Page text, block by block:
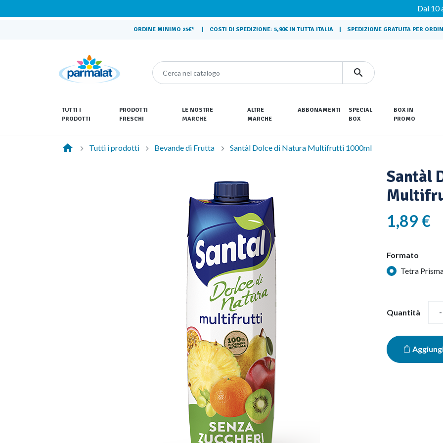
Dal 10 agosto ci
ORDINE MINIMO 25€* | COSTI DI SPEDIZIONE: 5,90€ IN TUTTA ITALIA | SPEDIZIONE GRATUITA PER

TUTTI I
PRODOTTI
PRODOTTI
FRESCHI
LE NOSTRE
MARCHE
PRÉSIDENT
SANTAL
ZYMIL
ALTRE
MARCHE
RIZZOLI
LOACKER
RISO GALLO
FUMARA
NEGRONI
ABBONAMENTI
SPECIAL
BOX
BOX IN
PROMO
home Tutti i prodotti Bevande di Frutta Santàl Dolce di Natura Multifrutti 1000ml
Santàl
1,89 €
Formato
Tetra
Quantità -